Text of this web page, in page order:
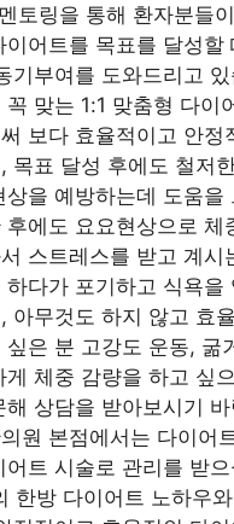
토링을 통해 환자분들
이어트를 목표를 달성할
기부여를 도와드리고
맞는 1:1 맞춤형 다이
보다 효율적이고 안정
목표 달성 후에도 철저
상을 예방하는데 도움을
후에도 요요현상으로 체
스트레스를 받고 계시
다가 포기하고 식욕을
아무것도 하지 않고 효
은 분 고강도 운동, 굶
게 체중 감량을 하고 싶
해 상담을 받아보시기
원 본점에서는 다이어
트 시술로 관리를 받
한방 다이어트 노하우